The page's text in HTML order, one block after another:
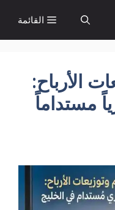
القائمة
الأرباح:
مستداماً